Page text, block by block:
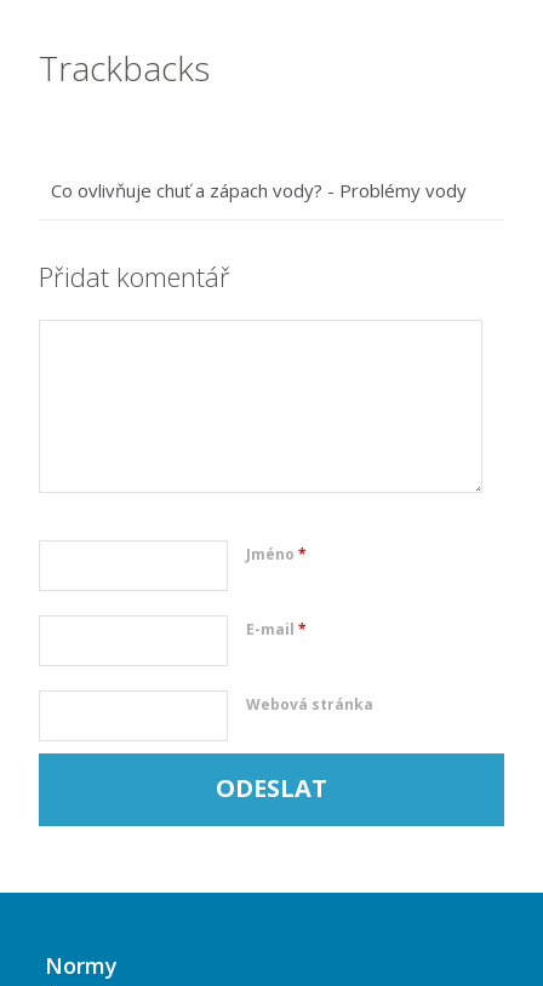
Trackbacks
Co ovlivňuje chuť a zápach vody? - Problémy vody
Přidat komentář
Jméno *
E-mail *
Webová stránka
Normy